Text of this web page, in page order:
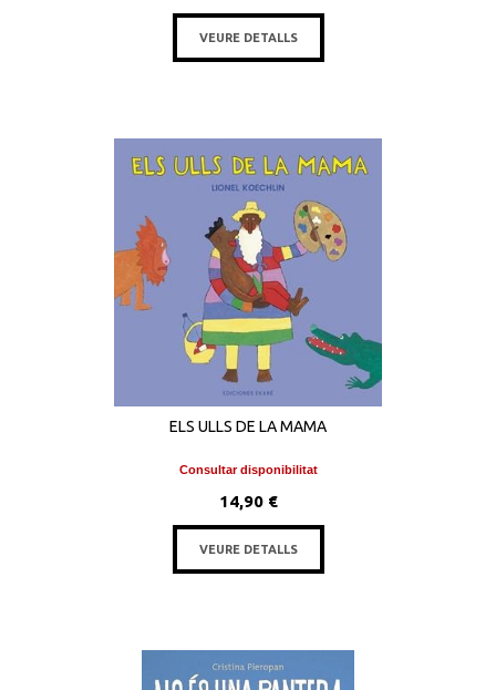
VEURE DETALLS
ELS ULLS DE LA MAMA
Consultar disponibilitat
14,90 €
VEURE DETALLS